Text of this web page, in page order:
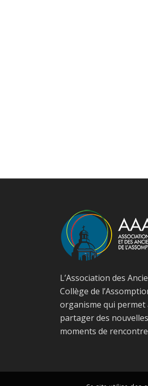
L’Association des
Collège de
organisme qui permet
partager des
moments de